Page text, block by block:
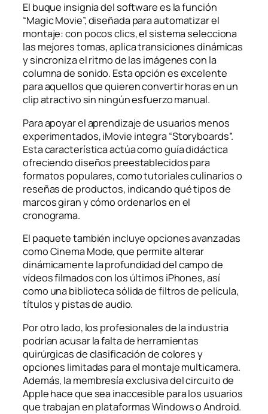
El buque insignia del software es la función
“Magic Movie”, diseñada para automatizar el
montaje: con pocos clics, el sistema selecciona
las mejores tomas, aplica transiciones dinámicas
y sincroniza el ritmo de las imágenes con la
columna de sonido. Esta opción es excelente
para aquellos que quieren convertir horas en un
clip atractivo sin ningún esfuerzo manual.
Para apoyar el aprendizaje de usuarios menos
experimentados, iMovie integra “Storyboards”.
Esta característica actúa como guía didáctica
ofreciendo diseños preestablecidos para
formatos populares, como tutoriales culinarios o
reseñas de productos, indicando qué tipos de
marcos giran y cómo ordenarlos en el
cronograma.
El paquete también incluye opciones avanzadas
como Cinema Mode, que permite alterar
dinámicamente la profundidad del campo de
vídeos filmados con los últimos iPhones, así
como una biblioteca sólida de filtros de película,
títulos y pistas de audio.
Por otro lado, los profesionales de la industria
podrían acusar la falta de herramientas
quirúrgicas de clasificación de colores y
opciones limitadas para el montaje multicamera.
Además, la membresía exclusiva del circuito de
Apple hace que sea inaccesible para los usuarios
que trabajan en plataformas Windows o Android.